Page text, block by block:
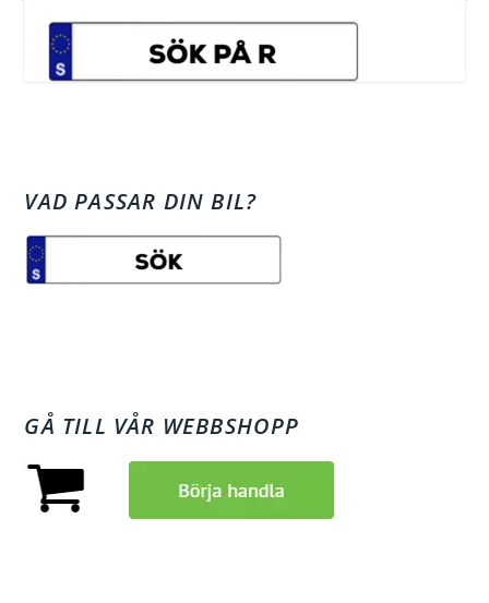
VAD PASSAR DIN BIL?
GÅ TILL VÅR WEBBSHOPP